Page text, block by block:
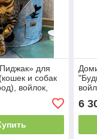
для
и собак
войлок,
6